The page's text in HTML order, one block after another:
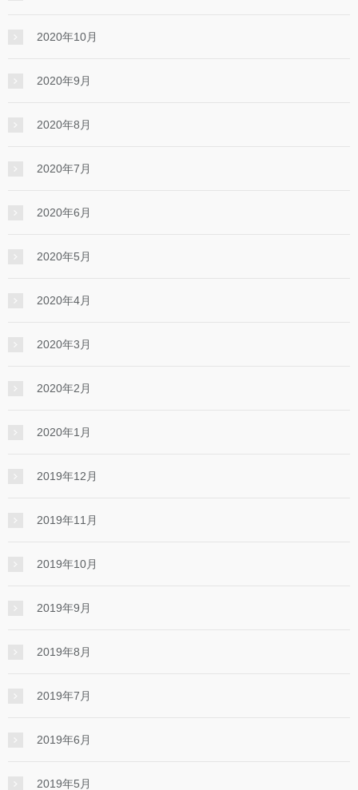
2020年10月
2020年9月
2020年8月
2020年7月
2020年6月
2020年5月
2020年4月
2020年3月
2020年2月
2020年1月
2019年12月
2019年11月
2019年10月
2019年9月
2019年8月
2019年7月
2019年6月
2019年5月